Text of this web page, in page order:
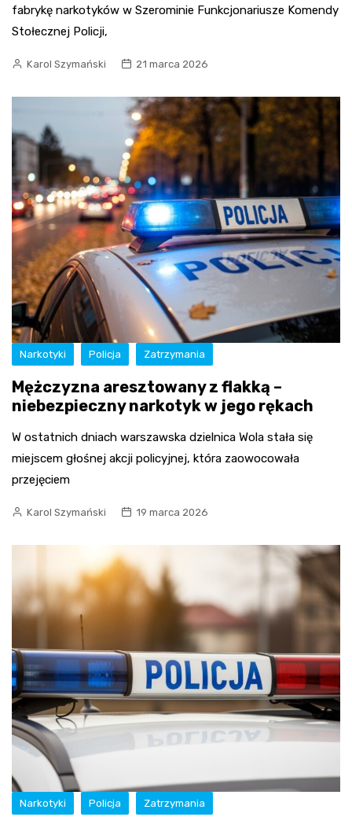
fabrykę narkotyków w Szerominie Funkcjonariusze Komendy
Stołecznej Policji,
Karol Szymański 21 marca 2026
Narkotyki Policja Zatrzymania
Mężczyzna aresztowany z flakką –
niebezpieczny narkotyk w jego rękach
W ostatnich dniach warszawska dzielnica Wola stała się
miejscem głośnej akcji policyjnej, która zaowocowała
przejęciem
Karol Szymański 19 marca 2026
Narkotyki Policja Zatrzymania